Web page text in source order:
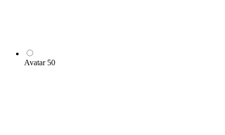
Avatar 50